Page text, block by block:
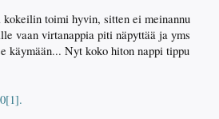
kokeilin toimi hyvin, sitten ei meinannu
vaan virtanappia piti näpyttää ja yms
käymään... Nyt koko hiton nappi tippu